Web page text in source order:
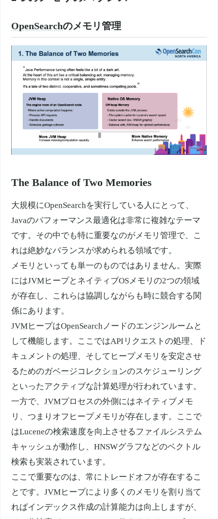
OpenSearchのメモリ管理
The Balance of Two Memories
大規模にOpenSearchを実行している人にとって、
Javaのパフォーマンス最適化は非常に複雑なテーマ
です。その中でも特に重要なのがメモリ管理で、こ
れは絶妙なバランスが求められる領域です。
メモリといっても単一のものではありません。実際
にはJVMヒープとネイティブOSメモリの2つの領域
が存在し、これらは協調しながらも時に競合する関
係にあります。
JVMヒープはOpenSearchノードのエンジンルームと
して機能します。ここではAPI リク エス トの処理、ド
キュメントの処理、そしてヒープメモリを安定させ
るためのガベージコレクションのスケジューリング
といったアクティブな計算処理が行われています。
一方で、JVMプロセスの外側にはネイティブメモ
リ、つまりオフヒープメモリが存在します。ここで
はLuceneの検索速度を向上させるファイルシステム
キャッシュが動作し、HNSWグラフなどのベクトル
検索も実装されています。
ここで重要なのは、常に トレードオフが存在するこ
とです。JVMヒープにより多くのメモリを割り当て
ればインデックス作成の計算能力は向上しますが、